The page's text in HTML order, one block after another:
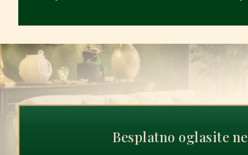
Besplatno oglasite